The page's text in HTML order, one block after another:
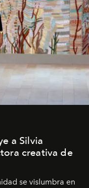
a Silvia
creativa de
se vislumbra en